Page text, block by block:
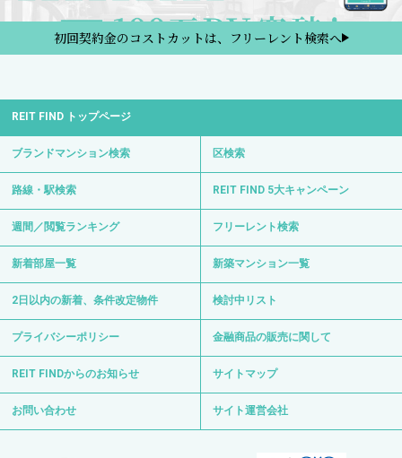
初回契約金のコストカットは、フリーレント検索へ
REIT FIND トップページ
ブランドマンション検索 区検索
路線・駅検索 REIT FIND 5大キャンペーン
週間／閲覧ランキング フリーレント検索
新着部屋一覧 新築マンション一覧
2日以内の新着、条件改定物件 検討中リスト
プライバシーポリシー 金融商品の販売に関して
REIT FINDからのお知らせ サイトマップ
お問い合わせ サイト運営会社